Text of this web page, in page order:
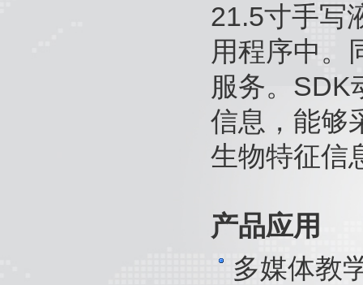
21.5寸手写
用程序中。
服务。SDK
信息，能够
生物特征信
产品应用
多媒体教